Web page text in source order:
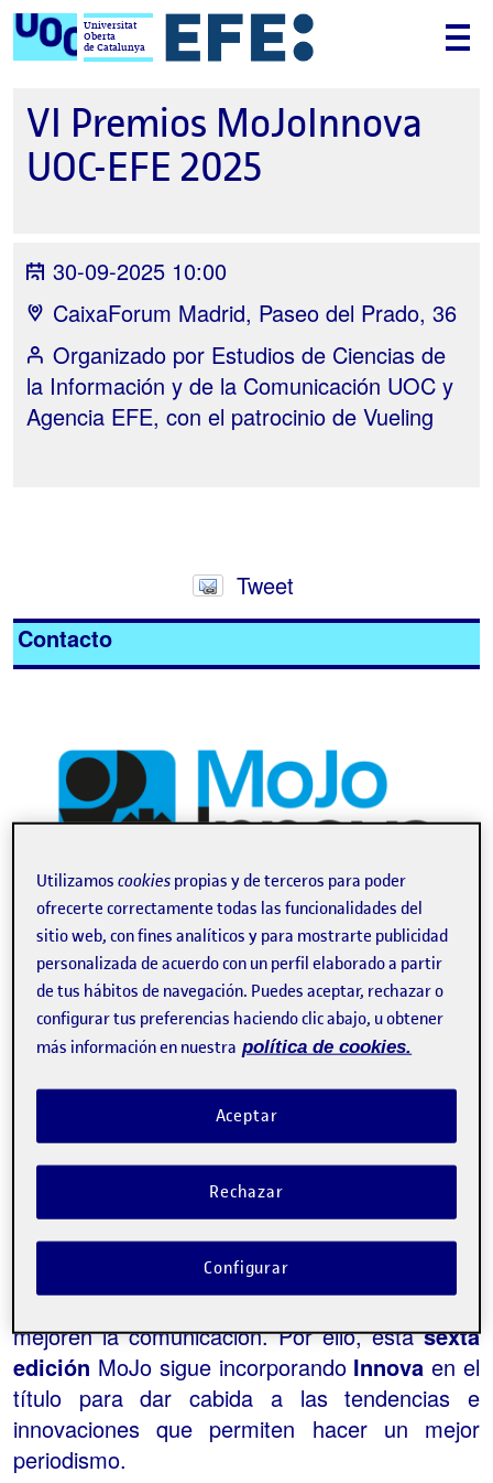
Universitat
Oberta
de Catalunya
VI Premios MoJoInnova
UOC-EFE 2025
30-09-2025 10:00
CaixaForum Madrid, Paseo del Prado, 36
Organizado por Estudios de Ciencias de
la Información y de la Comunicación UOC y
Agencia EFE, con el patrocinio de Vueling
Tweet
Contacto
Acerca del evento
Categorías: Periodismo
Etiquetas:
MoJo periodismo móvil
Los dispositivos móviles son una herramienta
indispensable en las redacciones y medios de
comunicación, aunque en los últimos meses es
la inteligencia artificial la novedad que acapara
más titulares. Conscientes de que el
periodismo móvil ya ha superado su integración
en el ejercicio de la profesión, se abre una
nueva etapa de explorar nuevas narrativas que
mejoren la comunicación. Por ello, estasexta
edición MoJo sigue incorporando Innovaen el
título para dar cabida a las tendencias e
innovaciones que permiten hacer un mejor
periodismo.
Utilizamoscookies propias y de terceros para poder
ofrecerte correctamente todas las funcionalidades del
sitio web, con fines analíticos y para mostrarte publicidad
personalizada de acuerdo con un perfil elaborado a partir
de tus hábitos de navegación. Puedes aceptar, rechazar o
configurar tus preferencias haciendo clic abajo, u obtener
más información en nuestra política de cookies.
Rechazar
Aceptar
Configurar